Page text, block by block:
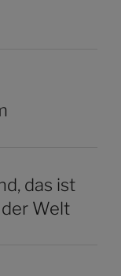
das ist
Welt